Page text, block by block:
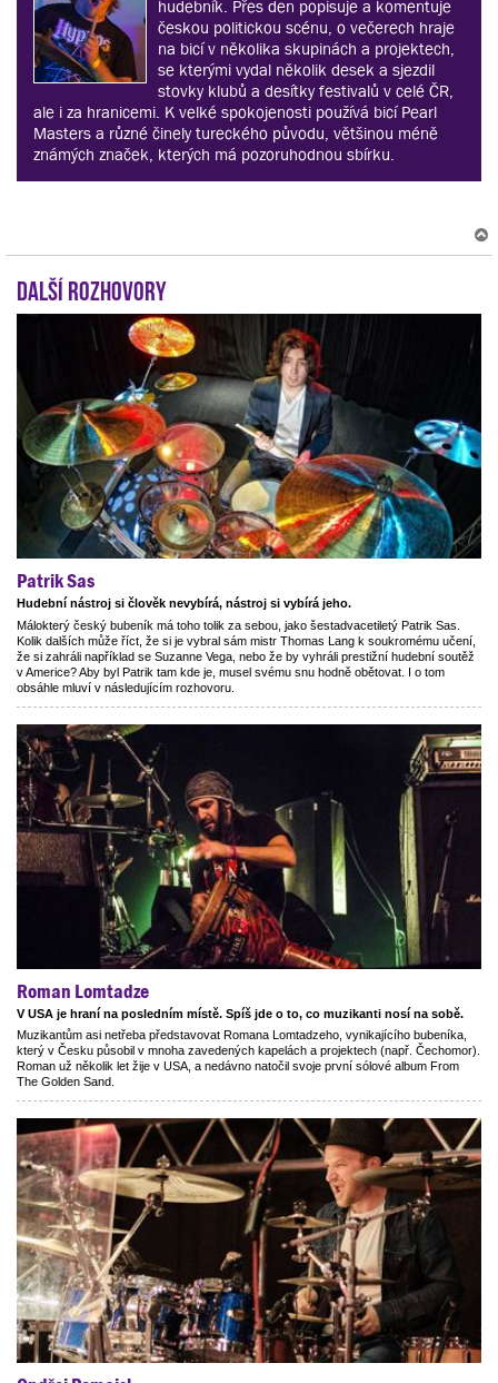
hudebník. Přes den popisuje a komentuje
českou politickou scénu, o večerech hraje
na bicí v několika skupinách a projektech,
se kterými vydal několik desek a sjezdil
stovky klubů a desítky festivalů v celé ČR,
ale i za hranicemi. K velké spokojenosti používá bicí Pearl
Masters a různé činely tureckého původu, většinou méně
známých značek, kterých má pozoruhodnou sbírku.
Další rozhovory
Patrik Sas
Hudební nástroj si člověk nevybírá, nástroj si vybírá jeho.
Málokterý český bubeník má toho tolik za sebou, jako šestadvacetiletý Patrik Sas.
Kolik dalších může říct, že si je vybral sám mistr Thomas Lang k soukromému učení,
že si zahráli například se Suzanne Vega, nebo že by vyhráli prestižní hudební soutěž
v Americe? Aby byl Patrik tam kde je, musel svému snu hodně obětovat. I o tom
obsáhle mluví v následujícím rozhovoru.
Roman Lomtadze
V USA je hraní na posledním místě. Spíš jde o to, co muzikanti nosí na sobě.
Muzikantům asi netřeba představovat Romana Lomtadzeho, vynikajícího bubeníka,
který v Česku působil v mnoha zavedených kapelách a projektech (např. Čechomor).
Roman už několik let žije v USA, a nedávno natočil svoje první sólové album From
The Golden Sand.